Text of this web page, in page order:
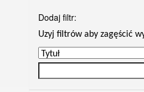
Dodaj filtr:
Uzyj filtrów aby zagęścić